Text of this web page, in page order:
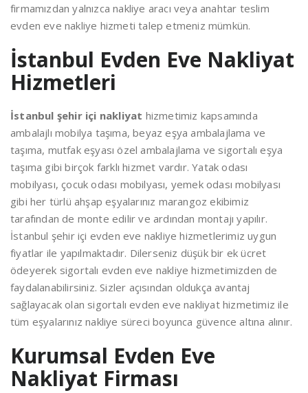
firmamızdan yalnızca nakliye aracı veya anahtar teslim
evden eve nakliye hizmeti talep etmeniz mümkün.
İstanbul Evden Eve Nakliyat
Hizmetleri
İstanbul şehir içi nakliyat hizmetimiz kapsamında
ambalajlı mobilya taşıma, beyaz eşya ambalajlama ve
taşıma, mutfak eşyası özel ambalajlama ve sigortalı eşya
taşıma gibi birçok farklı hizmet vardır. Yatak odası
mobilyası, çocuk odası mobilyası, yemek odası mobilyası
gibi her türlü ahşap eşyalarınız marangoz ekibimiz
tarafından de monte edilir ve ardından montajı yapılır.
İstanbul şehir içi evden eve nakliye hizmetlerimiz uygun
fiyatlar ile yapılmaktadır. Dilerseniz düşük bir ek ücret
ödeyerek sigortalı evden eve nakliye hizmetimizden de
faydalanabilirsiniz. Sizler açısından oldukça avantaj
sağlayacak olan sigortalı evden eve nakliyat hizmetimiz ile
tüm eşyalarınız nakliye süreci boyunca güvence altına alınır.
Kurumsal Evden Eve
Nakliyat Firması